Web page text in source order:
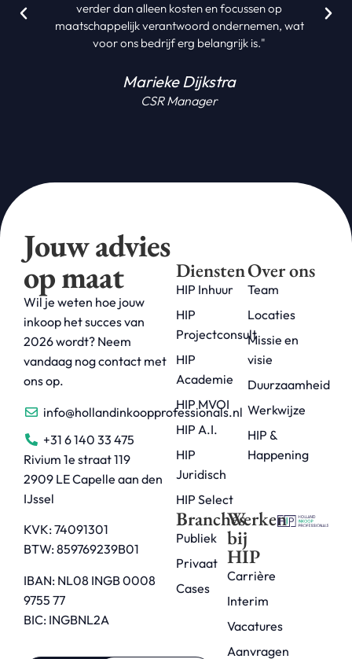
verder dan alleen kosten en focussen op
maatschappelijk verantwoord ondernemen, wat
voor ons bedrijf erg belangrijk is."
Marieke Dijkstra
CSR Manager
Jouw advies
op maat
Wil je weten hoe jouw
inkoop het succes van
2026 wordt? Neem
vandaag nog contact met
ons op.
info@hollandinkoopprofessionals.nl
+31 6 140 33 475
Rivium 1e straat 119
2909 LE Capelle aan den
IJssel
KVK: 74091301
BTW: 859769239B01
IBAN: NL08 INGB 0008
9755 77
BIC: INGBNL2A
Diensten
HIP Inhuur
HIP
Projectconsult
HIP
Academie
HIP MVOI
HIP A.I.
HIP
Juridisch
HIP Select
Over ons
Team
Locaties
Missie en
visie
Duurzaamheid
Werkwijze
HIP &
Happening
Branches
Publiek
Privaat
Cases
Werken
bij
HIP
Carrière
Interim
Vacatures
Aanvragen